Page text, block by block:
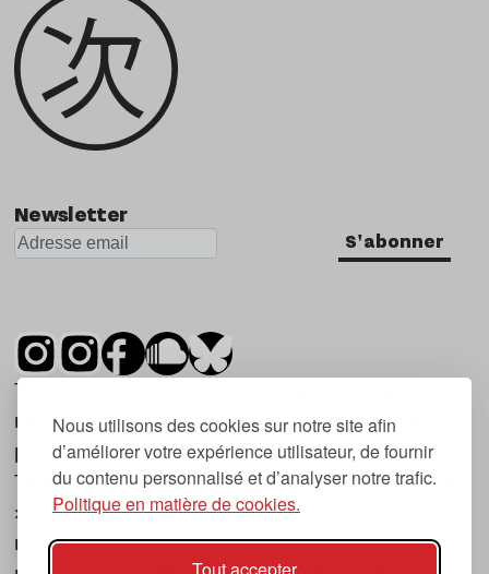
Nous utilisons des cookies sur notre site afin
d’améliorer votre expérience utilisateur, de fournir
du contenu personnalisé et d’analyser notre trafic.
Politique en matière de cookies.
Newsletter
S'abonner
Tsugi est un mensuel indépendant sur la
musique et les nouvelles tendances, dont la
première parution date de 2007.
Tsugi en japonais signifie « prochain », « suivant
», ce qui correspond à la thématique du
magazine, à l’affût des nouvelles tendances